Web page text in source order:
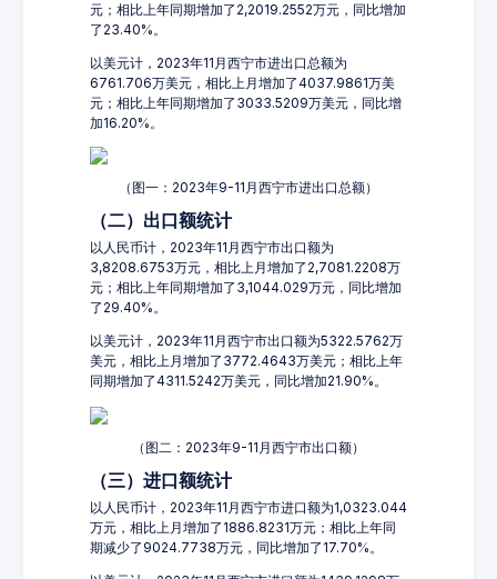
元；相比上年同期增加了2,2019.2552万元，同比增加
了23.40%。
以美元计，2023年11月西宁市进出口总额为
6761.706万美元，相比上月增加了4037.9861万美
元；相比上年同期增加了3033.5209万美元，同比增
加16.20%。
（图一：2023年9-11月西宁市进出口总额）
（二）出口额统计
以人民币计，2023年11月西宁市出口额为
3,8208.6753万元，相比上月增加了2,7081.2208万
元；相比上年同期增加了3,1044.029万元，同比增加
了29.40%。
以美元计，2023年11月西宁市出口额为5322.5762万
美元，相比上月增加了3772.4643万美元；相比上年
同期增加了4311.5242万美元，同比增加21.90%。
（图二：2023年9-11月西宁市出口额）
（三）进口额统计
以人民币计，2023年11月西宁市进口额为1,0323.044
万元，相比上月增加了1886.8231万元；相比上年同
期减少了9024.7738万元，同比增加了17.70%。